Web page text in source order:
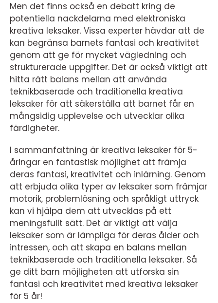
Men det finns också en debatt kring de
potentiella nackdelarna med elektroniska
kreativa leksaker. Vissa experter hävdar att de
kan begränsa barnets fantasi och kreativitet
genom att ge för mycket vägledning och
strukturerade uppgifter. Det är också viktigt att
hitta rätt balans mellan att använda
teknikbaserade och traditionella kreativa
leksaker för att säkerställa att barnet får en
mångsidig upplevelse och utvecklar olika
färdigheter.
I sammanfattning är kreativa leksaker för 5-
åringar en fantastisk möjlighet att främja
deras fantasi, kreativitet och inlärning. Genom
att erbjuda olika typer av leksaker som främjar
motorik, problemlösning och språkligt uttryck
kan vi hjälpa dem att utvecklas på ett
meningsfullt sätt. Det är viktigt att välja
leksaker som är lämpliga för deras ålder och
intressen, och att skapa en balans mellan
teknikbaserade och traditionella leksaker. Så
ge ditt barn möjligheten att utforska sin
fantasi och kreativitet med kreativa leksaker
för 5 år!